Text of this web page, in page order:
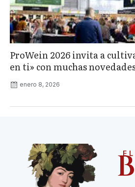
ProWein 2026 invita a
en ti» con muchas
enero 8, 2026